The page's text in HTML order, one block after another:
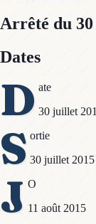
Arrêté du
Dates
D ate
30 juillet
S ortie
30 juillet 2015
J O
11 août 2015